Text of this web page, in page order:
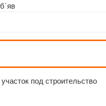
под строительство